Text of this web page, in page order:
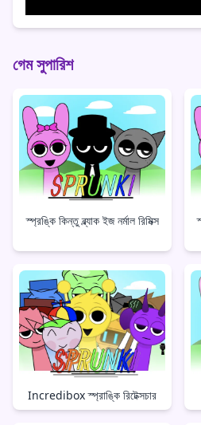
গেম সুপারিশ
স্প্রঙ্কি কিন্তু ব্ল্যাক ইজ নর্মাল রিমিক্স
Incredibox স্প্রাঙ্কি রিটেক্সচার